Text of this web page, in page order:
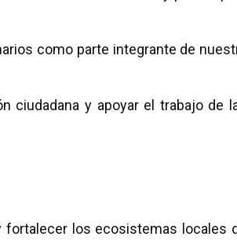
como parte integrante de
ciudadana y apoyar el trabajo de
fortalecer los ecosistemas locales